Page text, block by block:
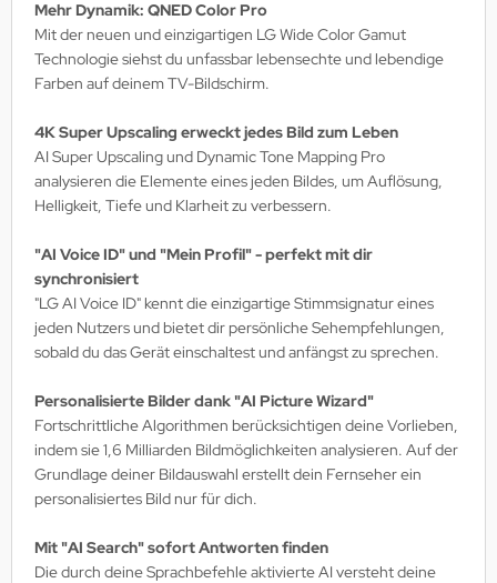
Mehr Dynamik: QNED Color Pro
Mit der neuen und einzigartigen LG Wide Color Gamut
Technologie siehst du unfassbar lebensechte und lebendige
Farben auf deinem TV-Bildschirm.
4K Super Upscaling erweckt jedes Bild zum Leben
AI Super Upscaling und Dynamic Tone Mapping Pro
analysieren die Elemente eines jeden Bildes, um Auflösung,
Helligkeit, Tiefe und Klarheit zu verbessern.
"AI Voice ID" und "Mein Profil" - perfekt mit dir
synchronisiert
"LG AI Voice ID" kennt die einzigartige Stimmsignatur eines
jeden Nutzers und bietet dir persönliche Sehempfehlungen,
sobald du das Gerät einschaltest und anfängst zu sprechen.
Personalisierte Bilder dank "AI Picture Wizard"
Fortschrittliche Algorithmen berücksichtigen deine Vorlieben,
indem sie 1,6 Milliarden Bildmöglichkeiten analysieren. Auf der
Grundlage deiner Bildauswahl erstellt dein Fernseher ein
personalisiertes Bild nur für dich.
Mit "AI Search" sofort Antworten finden
Die durch deine Sprachbefehle aktivierte AI versteht deine